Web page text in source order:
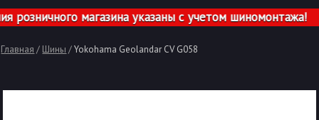
магазина указаны с учетом шиномонтажа!
Главная / Шины / Yokohama Geolandar CV G058